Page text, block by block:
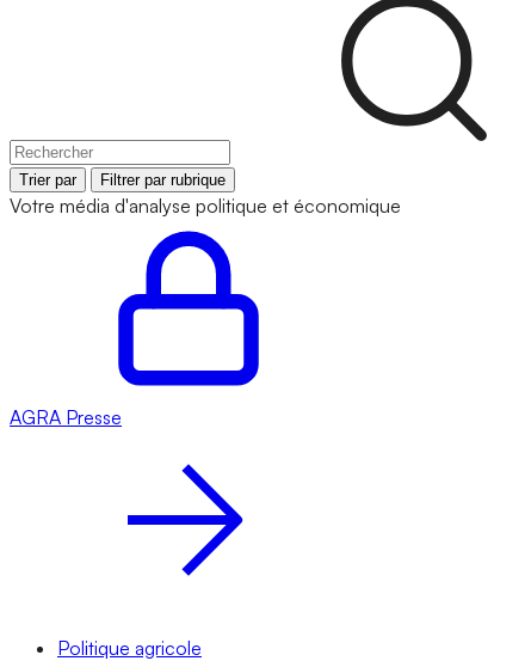
Trier par Filtrer par rubrique
Votre média d'analyse politique et économique
AGRA Presse
Politique agricole